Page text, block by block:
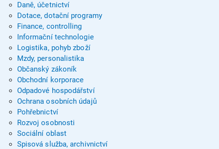
Daně, účetnictví
Dotace, dotační programy
Finance, controlling
Informační technologie
Logistika, pohyb zboží
Mzdy, personalistika
Občanský zákoník
Obchodní korporace
Odpadové hospodářství
Ochrana osobních údajů
Pohřebnictví
Rozvoj osobnosti
Sociální oblast
Spisová služba, archivnictví